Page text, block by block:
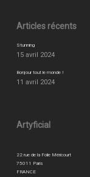
Articles récents
Stunning
15 avril 2024
Bonjour tout le monde !
11 avril 2024
Artyficial
22 rue de la Folie Méricourt
75011 Paris
FRANCE